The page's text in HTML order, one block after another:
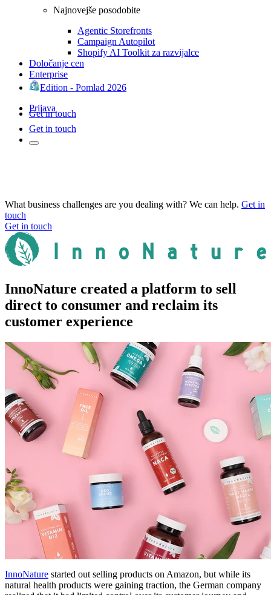
Najnovejše posodobite
Agentic Storefronts
Campaign Autopilot
Shopify AI Toolkit za razvijalce
Določanje cen
Enterprise
Edition - Pomlad 2026
Prijava
Get in touch
Get in touch
What business challenges are you dealing with? We can help. Get in
touch
Get in touch
InnoNature created a platform to sell
direct to consumer and reclaim its
customer experience
InnoNature started out selling products on Amazon, but while its
natural health products were gaining traction, the German company